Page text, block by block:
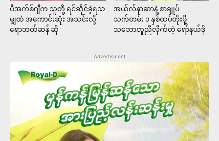
ပီအက်စ်ဂျီက သူတို့ ရင်ဆိုင်ခဲ့ရသ
မျှထဲ အကောင်းဆုံး အသင်းလို့
ရောဘတ်ဆန် ဆို
အယ်လ်နာဆာနဲ့ စာချုပ်
သက်တမ်း ၁ နှစ်ထပ်တိုးဖို့
သဘောတူညီလိုက်တဲ့ ရော်နယ်ဒို
Advertisment